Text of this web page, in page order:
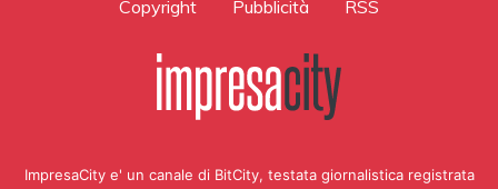
Copyright Pubblicità RSS
ImpresaCity e' un canale di BitCity, testata giornalistica registrata